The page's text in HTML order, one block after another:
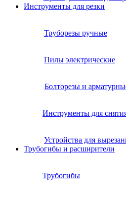
Инструменты для резки
Труборезы ручные
Пилы электрические
Болторезы и
Инструменты для
Устройства для
Трубогибы и расширители
Трубогибы